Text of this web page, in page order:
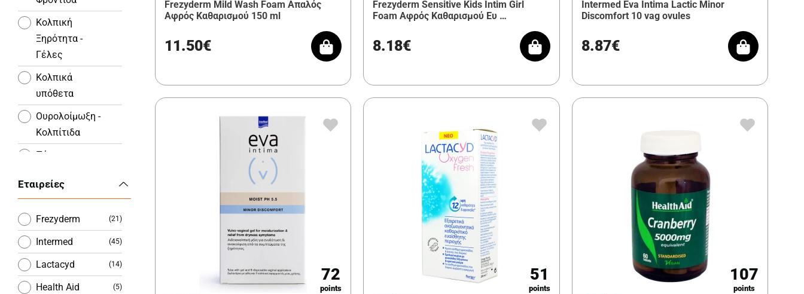
Κολπική
Ξηρότητα -
Γέλες
Κολπικά
υπόθετα
Ουρολοίμωξη -
Κολπίτιδα
Πόνοι
Εταιρείες
Frezyderm (21)
Intermed (45)
Lactacyd (14)
Health Aid (5)
Frezyderm Mild Wash Foam Απαλός
Αφρός Καθαρισμού 150 ml
11.50€
Frezyderm Sensitive Kids Intim Girl
Foam Αφρός Καθαρισμού Ευ …
8.18€
Intermed Eva Intima Lactic Minor
Discomfort 10 vag ovules
8.87€
72
points
51
points
107
points